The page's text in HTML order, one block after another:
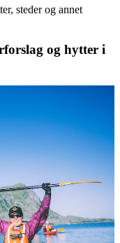
steder og annet
og hytter i